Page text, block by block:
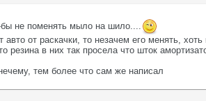
не поменять мыло на шило....
авто от раскачки, то незачем его менять, хоть
резина в них так просела что шток
тем более что сам же написал